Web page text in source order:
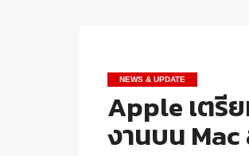
NEWS & UPDATE
Apple เตรี
งานบน Mac